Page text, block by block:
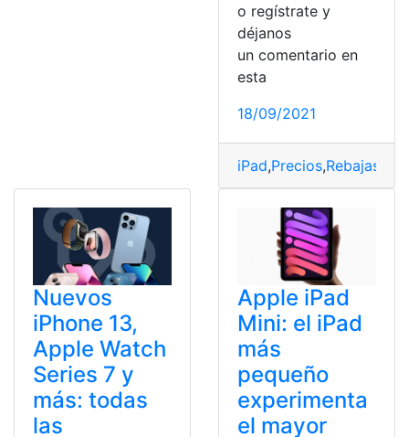
o regístrate y
déjanos
un comentario en
esta
18/09/2021
iPad,Precios,Rebajas
Nuevos
iPhone 13,
Apple Watch
Series 7 y
más: todas
las
Apple iPad
Mini: el iPad
más
pequeño
experimenta
el mayor